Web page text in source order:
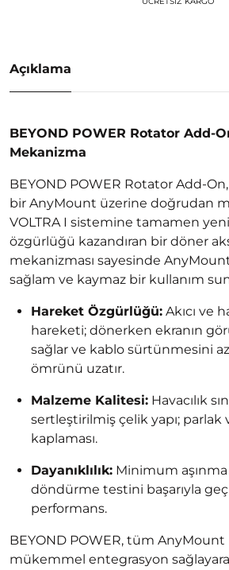
Açıklama
BEYOND POWER Rotator Add-
Mekanizma
BEYOND POWER Rotator Add-
bir AnyMount üzerine doğrudan
VOLTRA I sistemine tamamen
özgürlüğü kazandıran bir döner
mekanizması sayesinde
sağlam ve kaymaz bir kullanım
Hareket Özgürlüğü: Akıcı ve
hareketi; dönerken ekranın
sağlar ve kablo sürtünmesini
ömrünü uzatır.
Malzeme Kalitesi: Havacılık
sertleştirilmiş çelik yapı; parlak
kaplaması.
Dayanıklılık: Minimum
döndürme testini başarıyla
performans.
BEYOND POWER, tüm
mükemmel entegrasyon